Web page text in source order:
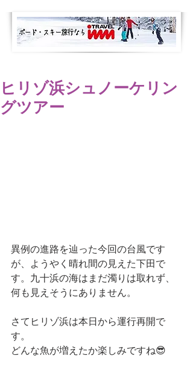
ヒリゾ浜シュノーケリン
グツアー
異例の進路を辿った今回の台風です
が、ようやく晴れ間の見えた下田で
す。九十浜の海はまだ濁りは取れず、
何も見えそうにありません。
さてヒリゾ浜は本日から運行再開で
す。
どんな魚が増えたか楽しみですね😎